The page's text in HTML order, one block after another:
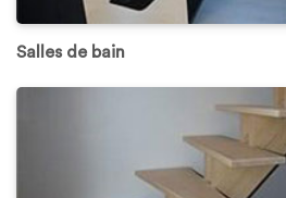
Salles de bain